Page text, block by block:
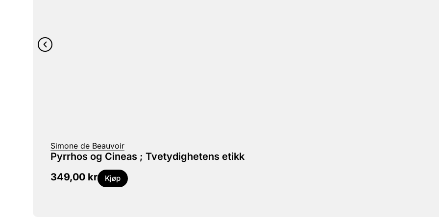
Simone de Beauvoir
Pyrrhos og Cineas ; Tvetydighetens etikk
349,00 kr Kjøp